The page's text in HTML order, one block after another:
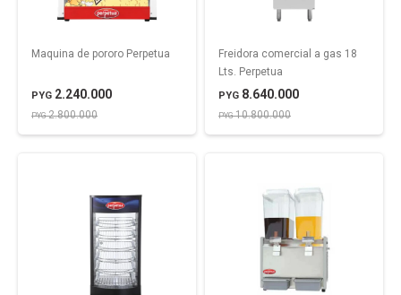
Maquina de pororo Perpetua
PYG 2.240.000
PYG2.800.000
Freidora comercial a gas 18
Lts. Perpetua
PYG 8.640.000
PYG10.800.000